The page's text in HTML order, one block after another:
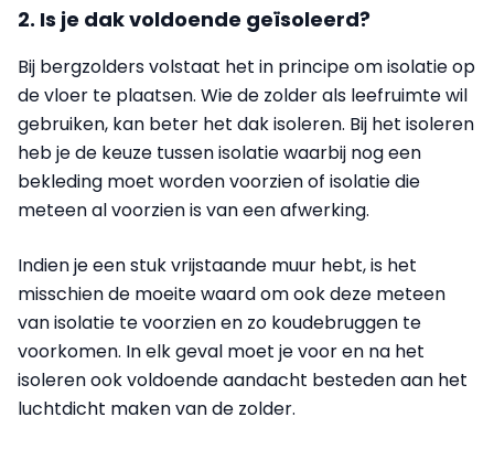
2. Is je dak voldoende geïsoleerd?
Bij bergzolders volstaat het in principe om isolatie op
de vloer te plaatsen. Wie de zolder als leefruimte wil
gebruiken, kan beter het dak isoleren. Bij het isoleren
heb je de keuze tussen isolatie waarbij nog een
bekleding moet worden voorzien of isolatie die
meteen al voorzien is van een afwerking.
Indien je een stuk vrijstaande muur hebt, is het
misschien de moeite waard om ook deze meteen
van isolatie te voorzien en zo koudebruggen te
voorkomen. In elk geval moet je voor en na het
isoleren ook voldoende aandacht besteden aan het
luchtdicht maken van de zolder.